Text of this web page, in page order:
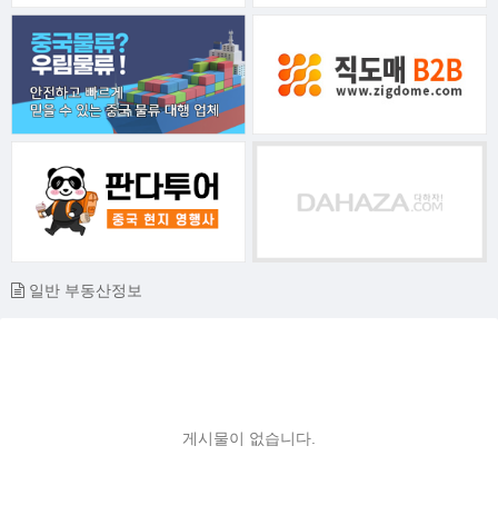
일반 부동산정보
게시물이 없습니다.